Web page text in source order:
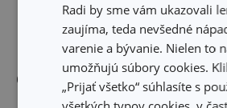
DĹŽKA PRODUKTU (CM)
Ostatné parametre
Radi by sme vám ukazovali
zaujíma, teda nevšedné
varenie a bývanie. Nielen to
umožňujú súbory cookies.
„Prijať všetko“ súhlasíte s